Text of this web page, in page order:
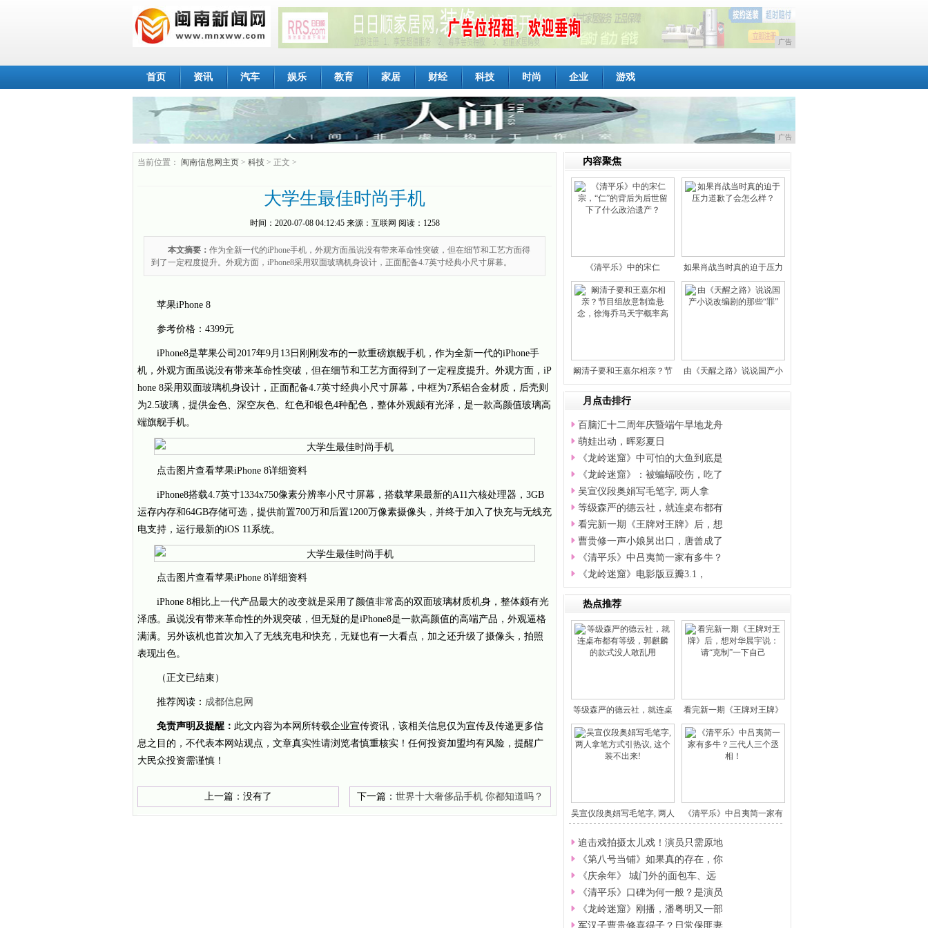
广告
首页 资讯 汽车 娱乐 教育 家居 财经 科技 时尚 企业 游戏
广告
当前位置： 闽南信息网主页 > 科技 > 正文 >
大学生最佳时尚手机
时间： 2020-07-08 04:12:45来源： 互联网 阅读：1258
本文摘要： 作为全新一代的iPhone手机，外观方面虽说没有带来革命性突破，但在细节和工艺方面得
到了一定程度提升。外观方面，iPhone8采用双面玻璃机身设计，正面配备4.7英寸经典小尺寸屏幕。
苹果iPhone 8
参考价格：4399元
iPhone8是苹果公司2017年9月13日刚刚发布的一款重磅旗舰手机，作为全新一代的iPhone手
机，外观方面虽说没有带来革命性突破，但在细节和工艺方面得到了一定程度提升。外观方面，iP
hone 8采用双面玻璃机身设计，正面配备4.7英寸经典小尺寸屏幕，中框为7系铝合金材质，后壳则
为2.5玻璃，提供金色、深空灰色、红色和银色4种配色，整体外观颇有光泽，是一款高颜值玻璃高
端旗舰手机。
点击图片查看苹果iPhone 8详细资料
iPhone8搭载4.7英寸1334x750像素分辨率小尺寸屏幕，搭载苹果最新的A11六核处理器，3GB
运存内存和64GB存储可选，提供前置700万和后置1200万像素摄像头，并终于加入了快充与无线充
电支持，运行最新的iOS 11系统。
点击图片查看苹果iPhone 8详细资料
iPhone 8相比上一代产品最大的改变就是采用了颜值非常高的双面玻璃材质机身，整体颇有光
泽感。虽说没有带来革命性的外观突破，但无疑的是iPhone8是一款高颜值的高端产品，外观逼格
满满。另外该机也首次加入了无线充电和快充，无疑也有一大看点，加之还升级了摄像头，拍照
表现出色。
（正文已结束）
推荐阅读： 成都信息网
免责声明及提醒： 此文内容为本网所转载企业宣传资讯，该相关信息仅为宣传及传递更多信
息之目的，不代表本网站观点，文章真实性请浏览者慎重核实！任何投资加盟均有风险，提醒广
大民众投资需谨慎！
上一篇：没有了 下一篇： 世界十大奢侈品手机 你都知道吗？
内容聚焦
《清平乐》中的宋仁
宗，“仁”的
如果肖战当时真的迫于压力
道歉了
阚清子要和王嘉尔相亲？节
目组故
由《天醒之路》说说国产小
说改编
月点击排行
百脑汇十二周年庆暨端午旱地龙舟
萌娃出动，晖彩夏日
《龙岭迷窟》中可怕的大鱼到底是
《龙岭迷窟》：被蝙蝠咬伤，吃了
吴宣仪段奥娟写毛笔字, 两人拿
等级森严的德云社，就连桌布都有
看完新一期《王牌对王牌》后，想
曹贵修一声小娘舅出口，唐曾成了
《清平乐》中吕夷简一家有多牛？
《龙岭迷窟》电影版豆瓣3.1，
热点推荐
等级森严的德云社，就连桌
布都有
看完新一期《王牌对王牌》
后，想
吴宣仪段奥娟写毛笔字, 两人
《清平乐》中吕夷简一家有
追击戏拍摄太儿戏！演员只需原地
《第八号当铺》如果真的存在，你
《庆余年》 城门外的面包车、远
《清平乐》口碑为何一般？是演员
《龙岭迷窟》刚播，潘粤明又一部
军汉子曹贵修喜得子？日常保匪妻